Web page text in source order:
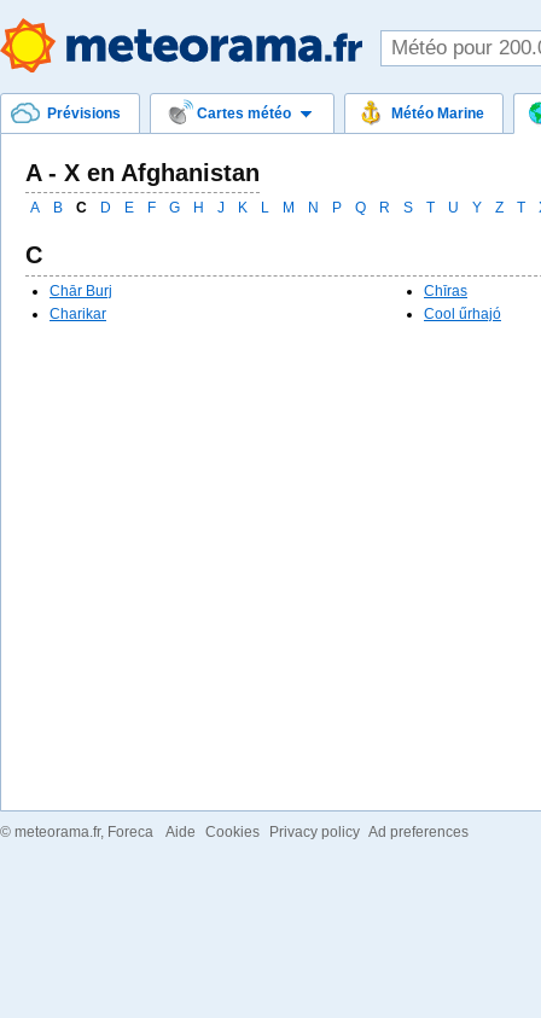
Prévisions Cartes météo Météo Marine
A - Х en Afghanistan
A B C D E F G H J K L M N P Q R S T U Y Z Т
C
Chār Burj
Charikar
Chīras
Cool űrhajó
© meteorama.fr, Foreca Aide Cookies Privacy policy Ad preferences